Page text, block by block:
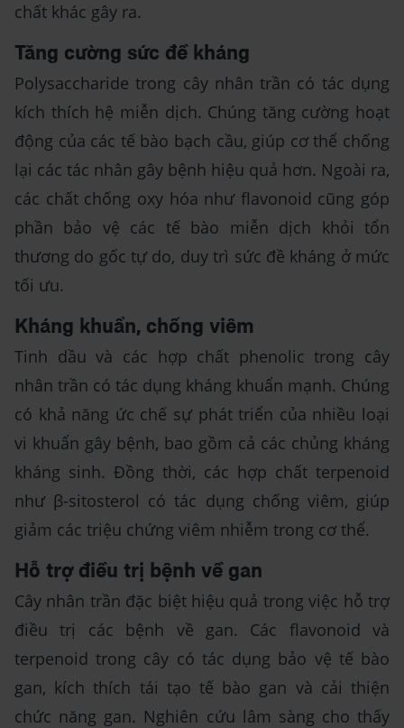
chất khác gây ra.
Tăng cường sức đề kháng
Polysaccharide trong cây nhân trần có tác dụng
kích thích hệ miễn dịch. Chúng tăng cường hoạt
động của các tế bào bạch cầu, giúp cơ thể chống
lại các tác nhân gây bệnh hiệu quả hơn. Ngoài ra,
các chất chống oxy hóa như flavonoid cũng góp
phần bảo vệ các tế bào miễn dịch khỏi tổn
thương do gốc tự do, duy trì sức đề kháng ở mức
tối ưu.
Kháng khuẩn, chống viêm
Tinh dầu và các hợp chất phenolic trong cây
nhân trần có tác dụng kháng khuẩn mạnh. Chúng
có khả năng ức chế sự phát triển của nhiều loại
vi khuẩn gây bệnh, bao gồm cả các chủng kháng
kháng sinh. Đồng thời, các hợp chất terpenoid
như β-sitosterol có tác dụng chống viêm, giúp
giảm các triệu chứng viêm nhiễm trong cơ thể.
Hỗ trợ điều trị bệnh về gan
Cây nhân trần đặc biệt hiệu quả trong việc hỗ trợ
điều trị các bệnh về gan. Các flavonoid và
terpenoid trong cây có tác dụng bảo vệ tế bào
gan, kích thích tái tạo tế bào gan và cải thiện
chức năng gan. Nghiên cứu lâm sàng cho thấy